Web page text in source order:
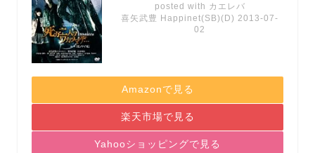
posted with カエレバ
喜矢武豊 Happinet(SB)(D) 2013-07-
02
Amazonで見る
楽天市場で見る
Yahooショッピングで見る